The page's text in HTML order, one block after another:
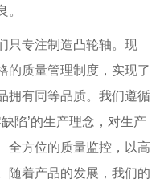
。
只专注制造凸轮轴。现
的质量管理制度，实现了
拥有同等品质。我们遵循
陷’的生产理念，对生产
全方位的质量监控，以高
随着产品的发展，我们的